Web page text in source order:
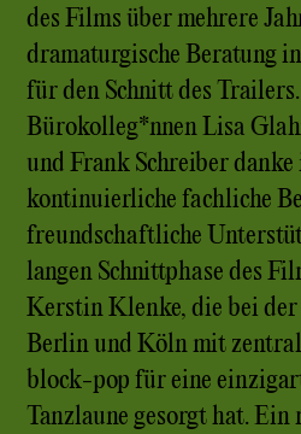
des Films über mehrere
dramaturgische Beratung
für den Schnitt des
Bürokolleg*nnen Lisa
und Frank Schreiber
kontinuierliche fachliche
freundschaftliche
langen Schnittphase des
Kerstin Klenke, die bei
Berlin und Köln mit
block-pop für eine
Tanzlaune gesorgt hat.